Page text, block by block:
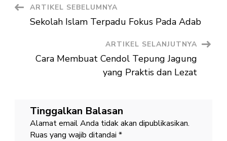
Navigasi
Artikel
ARTIKEL SEBELUMNYA
Sekolah Islam Terpadu Fokus Pada Adab
ARTIKEL SELANJUTNYA
Cara Membuat Cendol Tepung Jagung
yang Praktis dan Lezat
Tinggalkan Balasan
Alamat email Anda tidak akan dipublikasikan.
Ruas yang wajib ditandai *